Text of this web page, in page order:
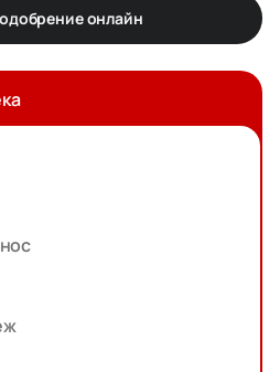
онлайн